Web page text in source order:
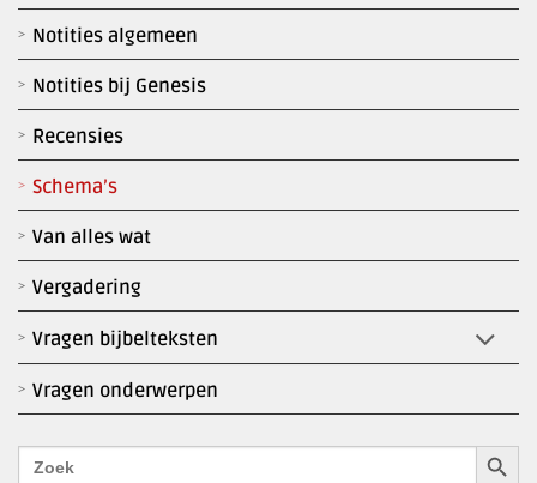
Notities algemeen
Notities bij Genesis
Recensies
Schema’s
Van alles wat
Vergadering
Vragen bijbelteksten
Vragen onderwerpen
Zoek
naar: